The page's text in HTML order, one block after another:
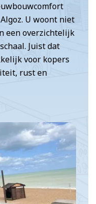
U woont niet
een overzichtelijk
Juist dat
voor kopers
rust en